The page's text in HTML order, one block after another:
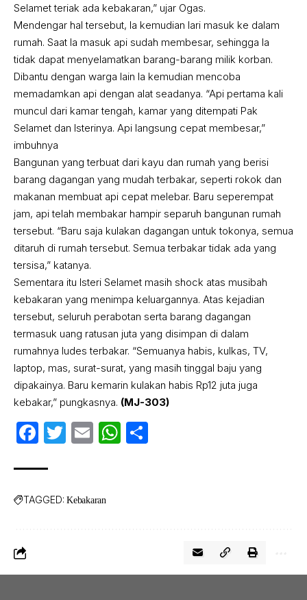
Selamet teriak ada kebakaran,” ujar Ogas.
Mendengar hal tersebut, Ia kemudian lari masuk ke dalam
rumah. Saat Ia masuk api sudah membesar, sehingga Ia
tidak dapat menyelamatkan barang-barang milik korban.
Dibantu dengan warga lain Ia kemudian mencoba
memadamkan api dengan alat seadanya. “Api pertama kali
muncul dari kamar tengah, kamar yang ditempati Pak
Selamet dan Isterinya. Api langsung cepat membesar,”
imbuhnya
Bangunan yang terbuat dari kayu dan rumah yang berisi
barang dagangan yang mudah terbakar, seperti rokok dan
makanan membuat api cepat melebar. Baru seperempat
jam, api telah membakar hampir separuh bangunan rumah
tersebut. “Baru saja kulakan dagangan untuk tokonya, semua
ditaruh di rumah tersebut. Semua terbakar tidak ada yang
tersisa,” katanya.
Sementara itu Isteri Selamet masih shock atas musibah
kebakaran yang menimpa keluargannya. Atas kejadian
tersebut, seluruh perabotan serta barang dagangan
termasuk uang ratusan juta yang disimpan di dalam
rumahnya ludes terbakar. “Semuanya habis, kulkas, TV,
laptop, mas, surat-surat, yang masih tinggal baju yang
dipakainya. Baru kemarin kulakan habis Rp12 juta juga
kebakar,” pungkasnya. (MJ-303)
Facebook
Twitter
EmailWhatsApp
TAGGED: Kebakaran